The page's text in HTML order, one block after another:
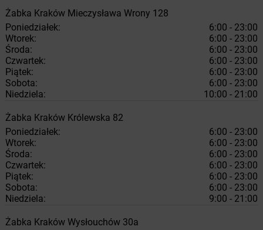
Żabka Kraków Mieczysława Wrony 128
Poniedziałek:
6:00 - 23:00
Wtorek:
6:00 - 23:00
Środa:
6:00 - 23:00
Czwartek:
6:00 - 23:00
Piątek:
6:00 - 23:00
Sobota:
6:00 - 23:00
Niedziela:
10:00 - 21:00
Żabka Kraków Królewska 82
Poniedziałek:
6:00 - 23:00
Wtorek:
6:00 - 23:00
Środa:
6:00 - 23:00
Czwartek:
6:00 - 23:00
Piątek:
6:00 - 23:00
Sobota:
6:00 - 23:00
Niedziela:
9:00 - 21:00
Żabka Kraków Wysłouchów 30a